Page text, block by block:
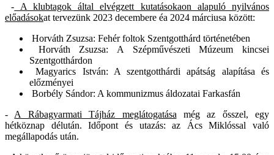
- A klubtagok által elvégzett kutatásokaon alapuló nyilvános
előadásokat tervezünk 2023 decembere éa 2024 márciusa között:
Horváth Zsuzsa: Fehér foltok Szentgotthárd történetében
Horváth Zsuzsa: A Szépművészeti Múzeum kincsei
Szentgotthárdon
Magyarics István: A szentgotthárdi apátság alapítása és
előzményei
Borbély Sándor: A kommunizmus áldozatai Farkasfán
- A Rábagyarmati Tájház meglátogatása még az ősszel, egy
hétköznap délután. Időpont és utazás: az Ács Miklóssal való
megállapodás után.